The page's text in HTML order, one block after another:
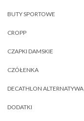
BUTY SPORTOWE
CROPP
CZAPKI DAMSKIE
CZÓŁENKA
DECATHLON ALTERNATYWA
DODATKI